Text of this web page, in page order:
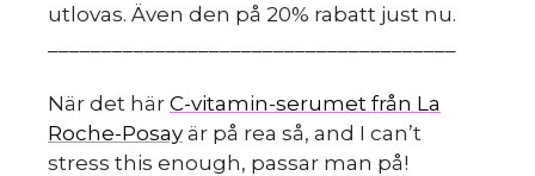
utlovas. Även den på 20% rabatt just nu.
När det här C-vitamin-serumet från La
Roche-Posay är på rea så, and I can’t
stress this enough, passar man på!